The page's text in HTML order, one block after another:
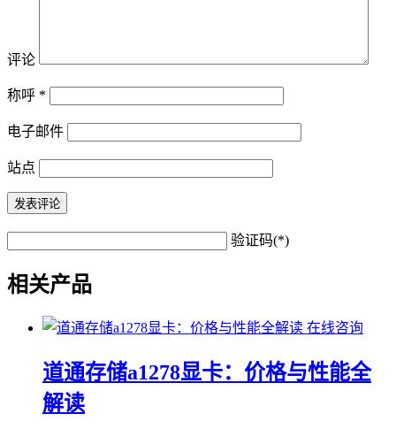
评论
称呼 *
电子邮件
站点
验证码(*)
相关产品
在线咨询
道通存储a1278显卡：价格与性能全
解读